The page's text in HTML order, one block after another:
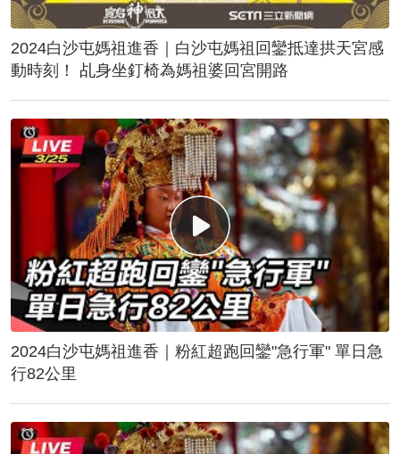
2024白沙屯媽祖進香｜白沙屯媽祖回鑾抵達拱天宮感
動時刻！ 乩身坐釘椅為媽祖婆回宮開路
2024白沙屯媽祖進香｜粉紅超跑回鑾"急行軍" 單日急
行82公里